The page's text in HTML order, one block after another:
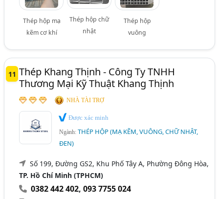
Thép hộp mạ
kẽm cơ khí
Thép hộp chữ
nhật
Thép hộp
vuông
11 Thép Khang Thịnh - Công Ty TNHH
Thương Mại Kỹ Thuật Khang Thịnh
NHÀ TÀI TRỢ
Được xác minh
Ngành:THÉP HỘP (MẠ KẼM, VUÔNG, CHỮ NHẬT,
ĐEN)
Số 199, Đường GS2, Khu Phố Tây A, Phường Đông Hòa,
TP. Hồ Chí Minh (TPHCM)
0382 442 402,093 7755 024